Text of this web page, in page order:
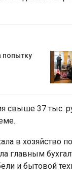
попытку
свыше 37 тыс.
в хозяйство
главным
и бытовой